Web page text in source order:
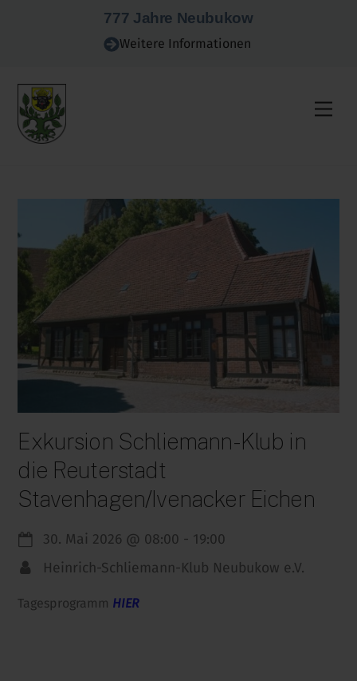
777 Jahre Neubukow
Weitere Informationen
Exkursion Schliemann-Klub in
die Reuterstadt
Stavenhagen/Ivenacker Eichen
30. Mai 2026 @ 08:00 - 19:00
Heinrich-Schliemann-Klub Neubukow e.V.
Tagesprogramm HIER